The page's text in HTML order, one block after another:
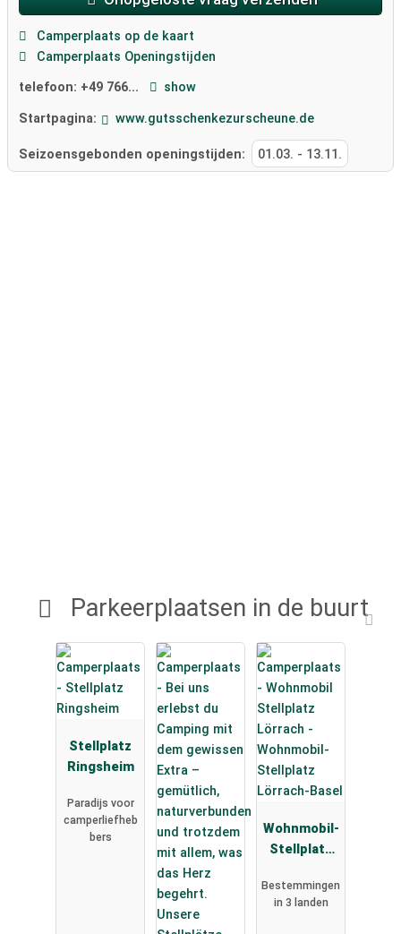
Camperplaats op de kaart
Camperplaats Openingstijden
telefoon: +49 766... show
Startpagina: www.gutsschenkezurscheune.de
Seizoensgebonden openingstijden: 01.03. - 13.11.
Parkeerplaatsen in de buurt
Stellplatz
Ringsheim
Paradijs voor
camperliefheb
bers
Wohnmobil-
Stellplatz
Basel
Bestemmingen
in 3 landen